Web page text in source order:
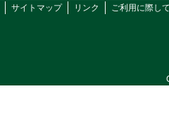
サイトマップ リンク ご利用に際し